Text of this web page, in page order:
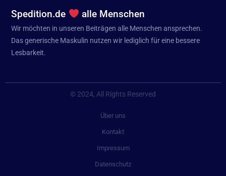
Spedition.de alle Menschen
Wir möchten in unseren Beiträgen alle Menschen ansprechen.
Das generische Maskulin nutzen wir lediglich für eine bessere
Lesbarkeit.
© 2024, All Rights Reserved
Über uns
Kontakt
Impressum
Datenschutz